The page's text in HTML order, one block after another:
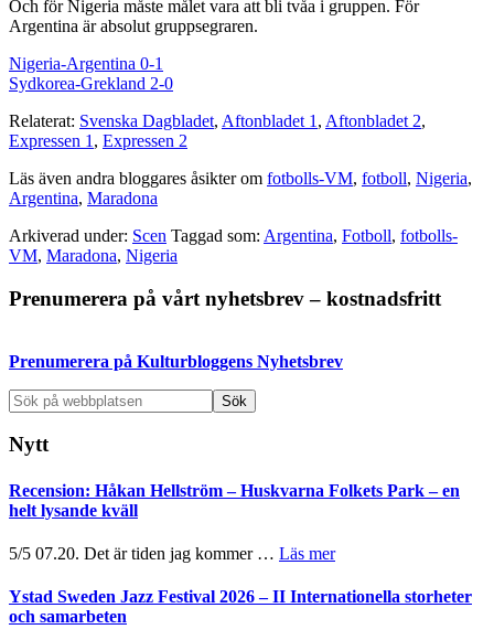
Och för Nigeria måste målet vara att bli tvåa i gruppen. För
Argentina är absolut gruppsegraren.
Nigeria-Argentina 0-1
Sydkorea-Grekland 2-0
Relaterat: Svenska Dagbladet, Aftonbladet 1 , Aftonbladet 2,
Expressen 1 , Expressen 2
Läs även andra bloggares åsikter om fotbolls-VM, fotboll, Nigeria,
Argentina, Maradona
Arkiverad under: Scen Taggad som: Argentina, Fotboll, fotbolls-
VM, Maradona, Nigeria
Primärt
Prenumerera på vårt nyhetsbrev – kostnadsfritt
Prenumerera på Kulturbloggens Nyhetsbrev
Sök
på
webbplatsen
Nytt
Recension: Håkan Hellström – Huskvarna Folkets Park – en
helt lysande kväll
5/5 07.20. Det är tiden jag kommer … Läs merom
Håkan
Ystad Sweden Jazz Festival 2026 – II Internationella storheter
och samarbeten